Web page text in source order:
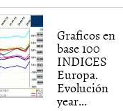
Graficos en
base 100
INDICES
Europa.
Evolución
year...